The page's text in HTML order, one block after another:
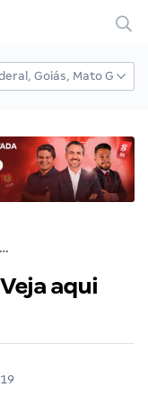
Edital TJ AL Juiz: SAIU! Veja aqui mais detalhes!
aqui